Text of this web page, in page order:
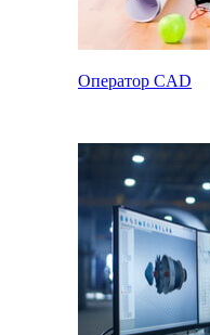
Оператор CAD